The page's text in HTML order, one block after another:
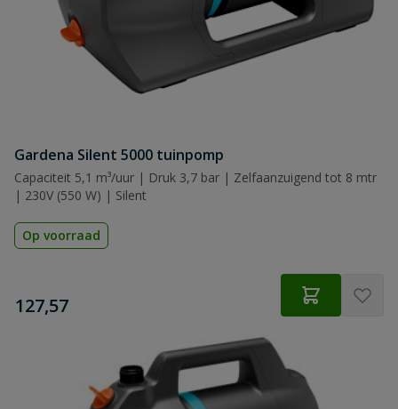
Gardena Silent 5000 tuinpomp
Capaciteit 5,1 m³/uur | Druk 3,7 bar | Zelfaanzuigend tot 8 mtr
| 230V (550 W) | Silent
Op voorraad
€
127,57